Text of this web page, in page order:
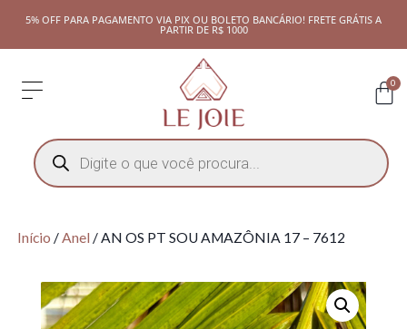
5% OFF PARA PAGAMENTO VIA PIX OU BOLETO BANCÁRIO! FRETE GRÁTIS A
PARTIR DE R$ 1000
0
Início /Anel / AN OS PT SOU AMAZÔNIA 17 – 7612